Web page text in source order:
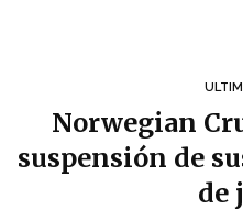
Norwegian
suspensión de
de